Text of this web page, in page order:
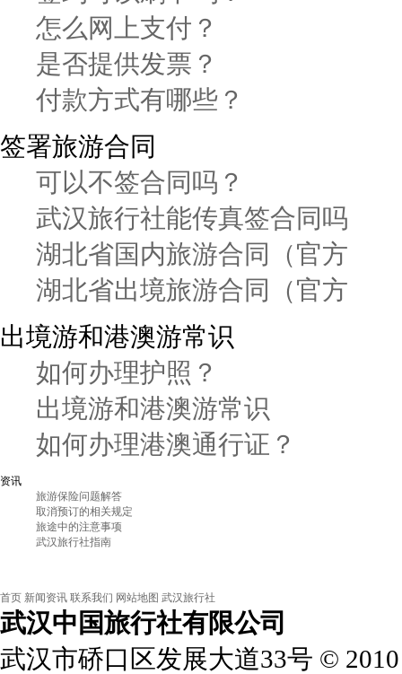
怎么网上支付？
是否提供发票？
付款方式有哪些？
签署旅游合同
可以不签合同吗？
武汉旅行社能传真签合同吗
湖北省国内旅游合同（官方
湖北省出境旅游合同（官方
出境游和港澳游常识
如何办理护照？
出境游和港澳游常识
如何办理港澳通行证？
资讯
旅游保险问题解答
取消预订的相关规定
旅途中的注意事项
武汉旅行社指南
首页 新闻资讯 联系我们 网站地图 武汉旅行社
武汉中国旅行社有限公司
武汉市硚口区发展大道33号 ©